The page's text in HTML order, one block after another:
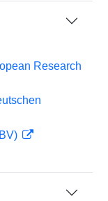
Research